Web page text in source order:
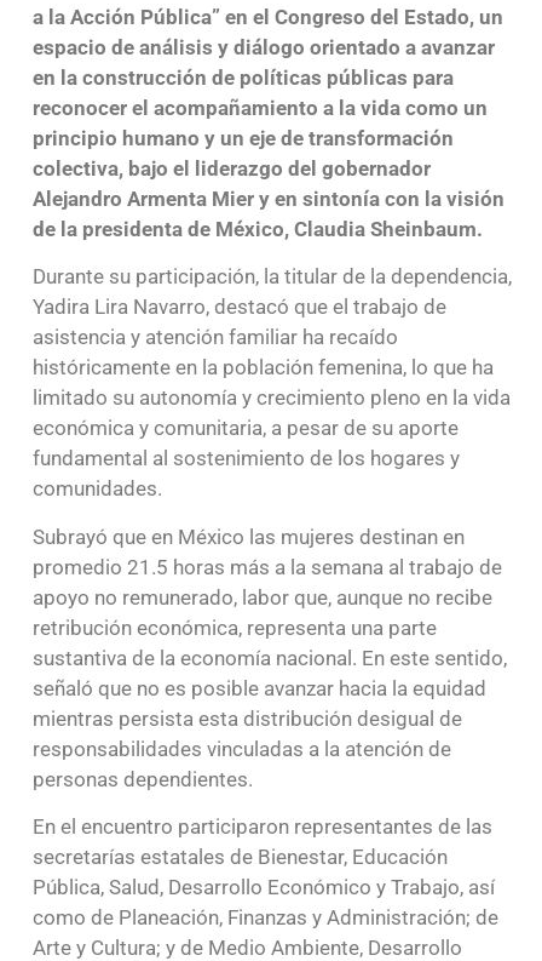
a la Acción Pública” en el Congreso del Estado, un
espacio de análisis y diálogo orientado a avanzar
en la construcción de políticas públicas para
reconocer el acompañamiento a la vida como un
principio humano y un eje de transformación
colectiva, bajo el liderazgo del gobernador
Alejandro Armenta Mier y en sintonía con la visión
de la presidenta de México, Claudia Sheinbaum.
Durante su participación, la titular de la dependencia,
Yadira Lira Navarro, destacó que el trabajo de
asistencia y atención familiar ha recaído
históricamente en la población femenina, lo que ha
limitado su autonomía y crecimiento pleno en la vida
económica y comunitaria, a pesar de su aporte
fundamental al sostenimiento de los hogares y
comunidades.
Subrayó que en México las mujeres destinan en
promedio 21.5 horas más a la semana al trabajo de
apoyo no remunerado, labor que, aunque no recibe
retribución económica, representa una parte
sustantiva de la economía nacional. En este sentido,
señaló que no es posible avanzar hacia la equidad
mientras persista esta distribución desigual de
responsabilidades vinculadas a la atención de
personas dependientes.
En el encuentro participaron representantes de las
secretarías estatales de Bienestar, Educación
Pública, Salud, Desarrollo Económico y Trabajo, así
como de Planeación, Finanzas y Administración; de
Arte y Cultura; y de Medio Ambiente, Desarrollo